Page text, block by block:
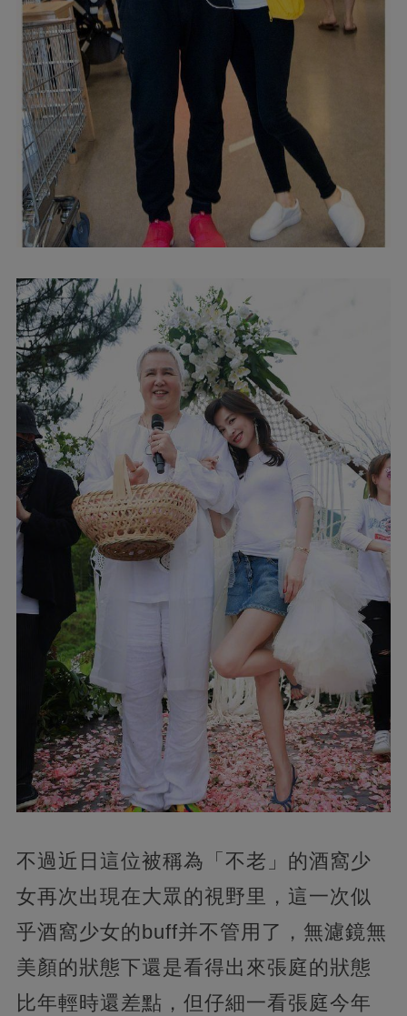
不過近日這位被稱為「不老」的酒窩少
女再次出現在大眾的視野里，這一次似
乎酒窩少女的buff并不管用了，無濾鏡無
美顏的狀態下還是看得出來張庭的狀態
比年輕時還差點，但仔細一看張庭今年